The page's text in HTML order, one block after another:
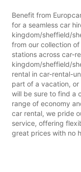
Benefit from
for a seamless car
kingdom/sheffield/
from our collection
stations across car-
kingdom/sheffield/
rental in car-rental-
part of a vacation,
will be sure to find a
range of economy
car rental, we pride
service, offering
great prices with no